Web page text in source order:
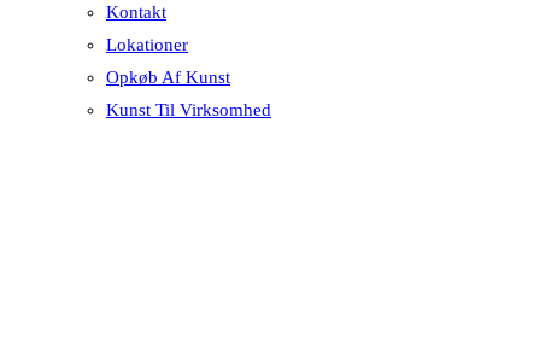
Kontakt
Lokationer
Opkøb Af Kunst
Kunst Til Virksomhed